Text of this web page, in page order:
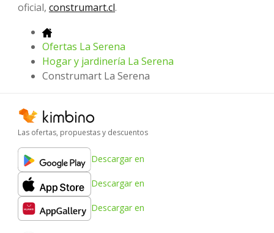
oficial, construmart.cl.
Ofertas La Serena
Hogar y jardinería La Serena
Construmart La Serena
Las ofertas, propuestas y descuentos
Descargar en
Descargar en
Descargar en